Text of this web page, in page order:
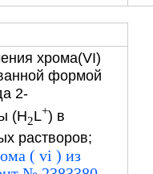
хрома(VI)
формой
2-
(H2L+) в
растворов;